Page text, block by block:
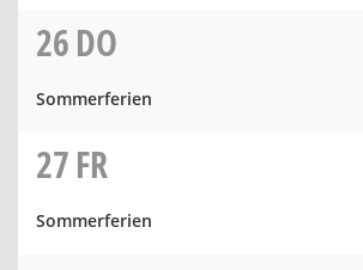
26DO
Sommerferien
27FR
Sommerferien